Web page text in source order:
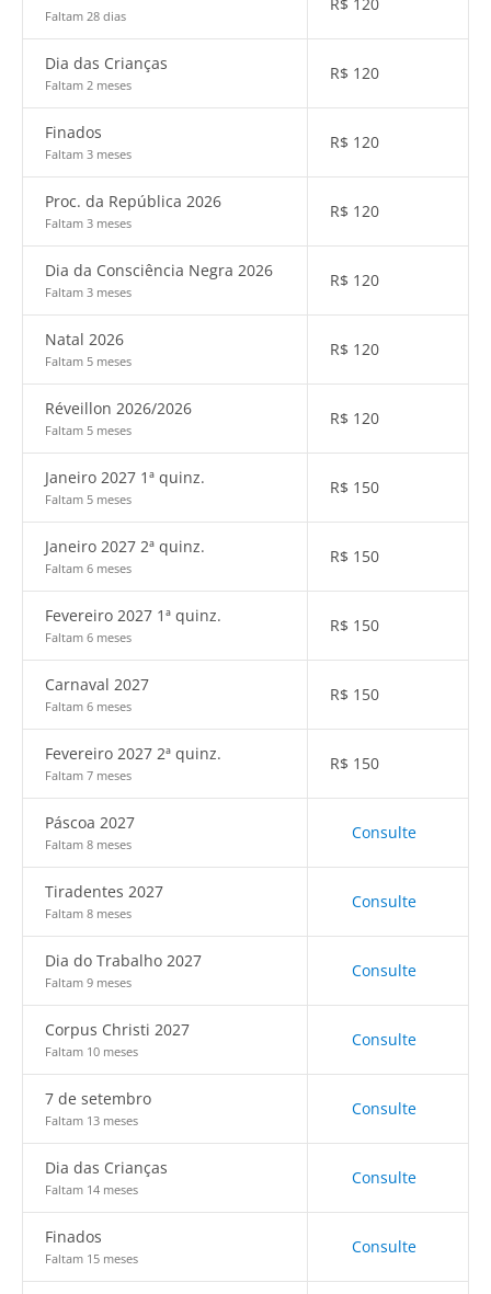
Faltam 28 dias
Dia das Crianças
Faltam 2 meses
R$ 120
Finados
Faltam 3 meses
R$ 120
Proc. da República 2026
Faltam 3 meses
R$ 120
Dia da Consciência Negra 2026
Faltam 3 meses
R$ 120
Natal 2026
Faltam 5 meses
R$ 120
Réveillon 2026/2026
Faltam 5 meses
R$ 120
Janeiro 2027 1ª quinz.
Faltam 5 meses
R$ 150
Janeiro 2027 2ª quinz.
Faltam 6 meses
R$ 150
Fevereiro 2027 1ª quinz.
Faltam 6 meses
R$ 150
Carnaval 2027
Faltam 6 meses
R$ 150
Fevereiro 2027 2ª quinz.
Faltam 7 meses
R$ 150
Páscoa 2027
Faltam 8 meses
Consulte
Tiradentes 2027
Faltam 8 meses
Consulte
Dia do Trabalho 2027
Faltam 9 meses
Consulte
Corpus Christi 2027
Faltam 10 meses
Consulte
7 de setembro
Faltam 13 meses
Consulte
Dia das Crianças
Faltam 14 meses
Consulte
Finados
Faltam 15 meses
Consulte